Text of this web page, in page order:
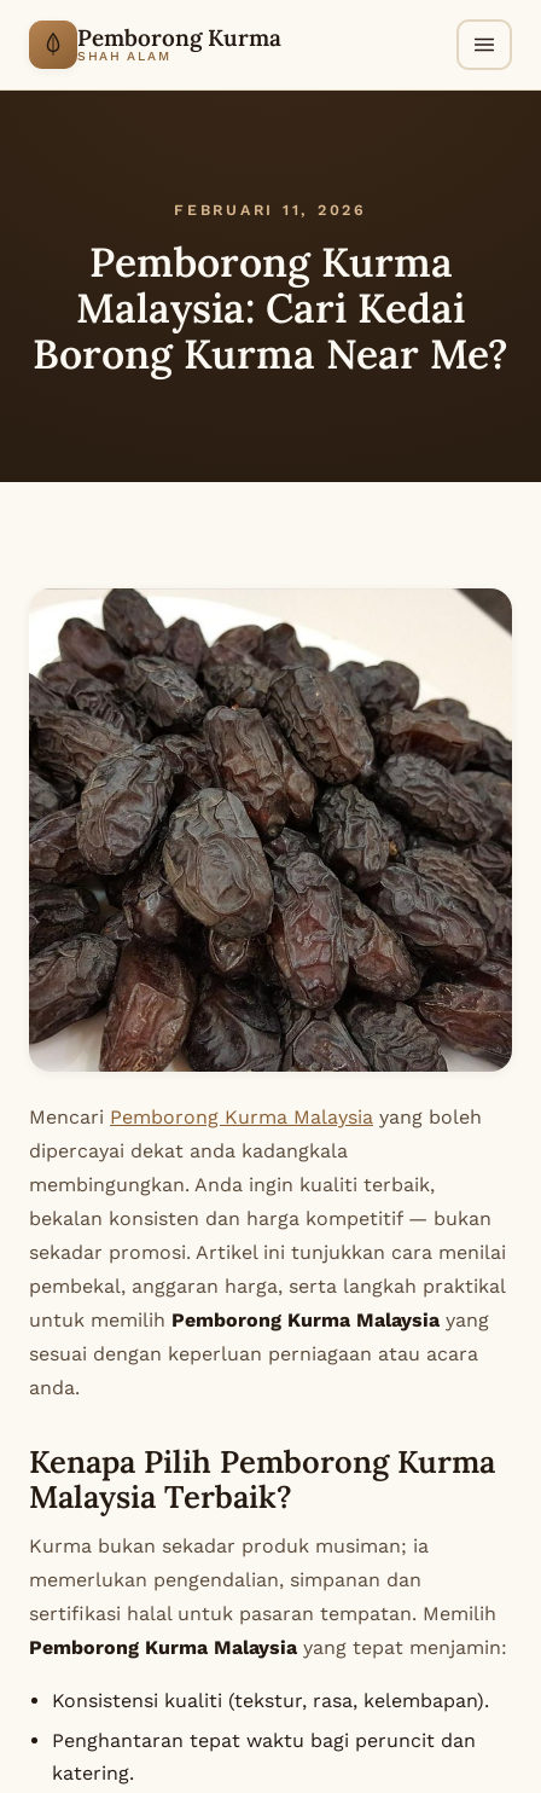
Pemborong Kurma
SHAH ALAM
FEBRUARI 11, 2026
Pemborong Kurma
Malaysia: Cari Kedai
Borong Kurma Near Me?
Mencari Pemborong Kurma Malaysia yang boleh
dipercayai dekat anda kadangkala
membingungkan. Anda ingin kualiti terbaik,
bekalan konsisten dan harga kompetitif — bukan
sekadar promosi. Artikel ini tunjukkan cara menilai
pembekal, anggaran harga, serta langkah praktikal
untuk memilih Pemborong Kurma Malaysia yang
sesuai dengan keperluan perniagaan atau acara
anda.
Kenapa Pilih Pemborong Kurma
Malaysia Terbaik?
Kurma bukan sekadar produk musiman; ia
memerlukan pengendalian, simpanan dan
sertifikasi halal untuk pasaran tempatan. Memilih
Pemborong Kurma Malaysia yang tepat menjamin:
Konsistensi kualiti (tekstur, rasa, kelembapan).
Penghantaran tepat waktu bagi peruncit dan
katering.